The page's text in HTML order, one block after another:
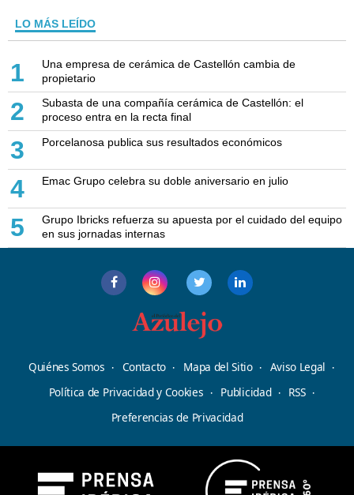
LO MÁS LEÍDO
1
Una empresa de cerámica de Castellón cambia de
propietario
2
Subasta de una compañía cerámica de Castellón: el
proceso entra en la recta final
3 Porcelanosa publica sus resultados económicos
4 Emac Grupo celebra su doble aniversario en julio
5
Grupo Ibricks refuerza su apuesta por el cuidado del equipo
en sus jornadas internas
Quiénes Somos Contacto Mapa del Sitio
Aviso Legal
Política de Privacidad y Cookies
Publicidad
RSS
Preferencias de Privacidad